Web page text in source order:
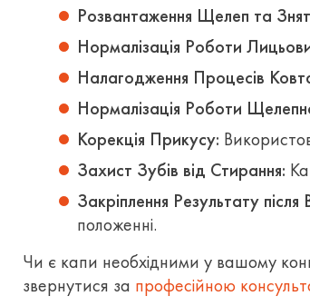
Розвантаження Щелеп та
Нормалізація Роботи
Налагодження Процесів
Нормалізація Роботи
Корекція Прикусу:
Захист Зубів від Стирання:
Закріплення Результату після
положенні.
Чи є капи необхідними у вашому
звернутися за професійною